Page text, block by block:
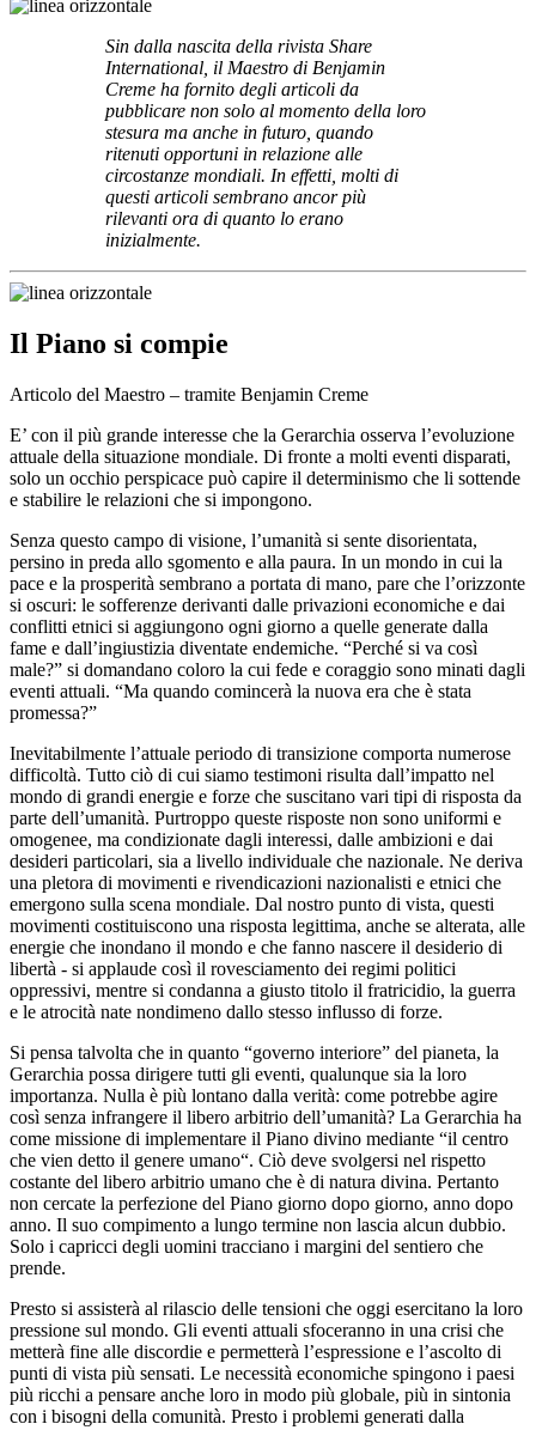
Sin dalla nascita della rivista Share
International, il Maestro di Benjamin
Creme ha fornito degli articoli da
pubblicare non solo al momento della loro
stesura ma anche in futuro, quando
ritenuti opportuni in relazione alle
circostanze mondiali. In effetti, molti di
questi articoli sembrano ancor più
rilevanti ora di quanto lo erano
inizialmente.
Il Piano si compie
Articolo del Maestro – tramite Benjamin Creme
E’ con il più grande interesse che la Gerarchia osserva l’evoluzione
attuale della situazione mondiale. Di fronte a molti eventi disparati,
solo un occhio perspicace può capire il determinismo che li sottende
e stabilire le relazioni che si impongono.
Senza questo campo di visione, l’umanità si sente disorientata,
persino in preda allo sgomento e alla paura. In un mondo in cui la
pace e la prosperità sembrano a portata di mano, pare che l’orizzonte
si oscuri: le sofferenze derivanti dalle privazioni economiche e dai
conflitti etnici si aggiungono ogni giorno a quelle generate dalla
fame e dall’ingiustizia diventate endemiche. “Perché si va così
male?” si domandano coloro la cui fede e coraggio sono minati dagli
eventi attuali. “Ma quando comincerà la nuova era che è stata
promessa?”
Inevitabilmente l’attuale periodo di transizione comporta numerose
difficoltà. Tutto ciò di cui siamo testimoni risulta dall’impatto nel
mondo di grandi energie e forze che suscitano vari tipi di risposta da
parte dell’umanità. Purtroppo queste risposte non sono uniformi e
omogenee, ma condizionate dagli interessi, dalle ambizioni e dai
desideri particolari, sia a livello individuale che nazionale. Ne deriva
una pletora di movimenti e rivendicazioni nazionalisti e etnici che
emergono sulla scena mondiale. Dal nostro punto di vista, questi
movimenti costituiscono una risposta legittima, anche se alterata, alle
energie che inondano il mondo e che fanno nascere il desiderio di
libertà - si applaude così il rovesciamento dei regimi politici
oppressivi, mentre si condanna a giusto titolo il fratricidio, la guerra
e le atrocità nate nondimeno dallo stesso influsso di forze.
Si pensa talvolta che in quanto “governo interiore” del pianeta, la
Gerarchia possa dirigere tutti gli eventi, qualunque sia la loro
importanza. Nulla è più lontano dalla verità: come potrebbe agire
così senza infrangere il libero arbitrio dell’umanità? La Gerarchia ha
come missione di implementare il Piano divino mediante “il centro
che vien detto il genere umano“. Ciò deve svolgersi nel rispetto
costante del libero arbitrio umano che è di natura divina. Pertanto
non cercate la perfezione del Piano giorno dopo giorno, anno dopo
anno. Il suo compimento a lungo termine non lascia alcun dubbio.
Solo i capricci degli uomini tracciano i margini del sentiero che
prende.
Presto si assisterà al rilascio delle tensioni che oggi esercitano la loro
pressione sul mondo. Gli eventi attuali sfoceranno in una crisi che
metterà fine alle discordie e permetterà l’espressione e l’ascolto di
punti di vista più sensati. Le necessità economiche spingono i paesi
più ricchi a pensare anche loro in modo più globale, più in sintonia
con i bisogni della comunità. Presto i problemi generati dalla